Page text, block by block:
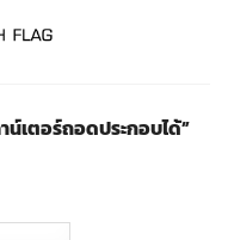
น์เตอร์ถอดประกอบได้”